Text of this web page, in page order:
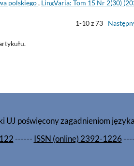
polskiego, LingVaria: Tom 15 Nr 2(30)
1-10 z 73
UJ poświęcony zagadnieniom
------ ISSN (online) 2392-1226